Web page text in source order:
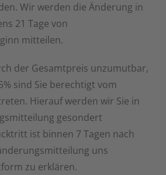
Wir werden die Änderung in
21 Tage von
mitteilen.
der Gesamtpreis unzumutbar,
sind Sie berechtigt vom
Hierauf werden wir Sie in
gesondert
ist binnen 7 Tagen nach
uns
zu erklären.